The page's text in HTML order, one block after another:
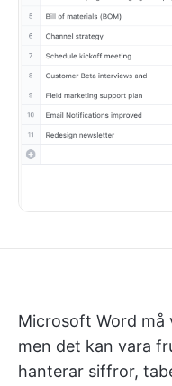
Microsoft Word
men det kan vara
hanterar siffror,